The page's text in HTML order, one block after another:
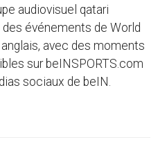
audiovisuel qatari
événements de World
avec des moments
sur beINSPORTS.com
sociaux de beIN.